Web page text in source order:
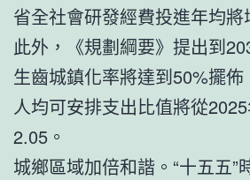
省全社會研發經費投進年均將
此外，《規劃綱要》提出到
生齒城鎮化率將達到50%擺
人均可安排支出比值將從
2.05。
城鄉區域加倍和諧。“十五五”